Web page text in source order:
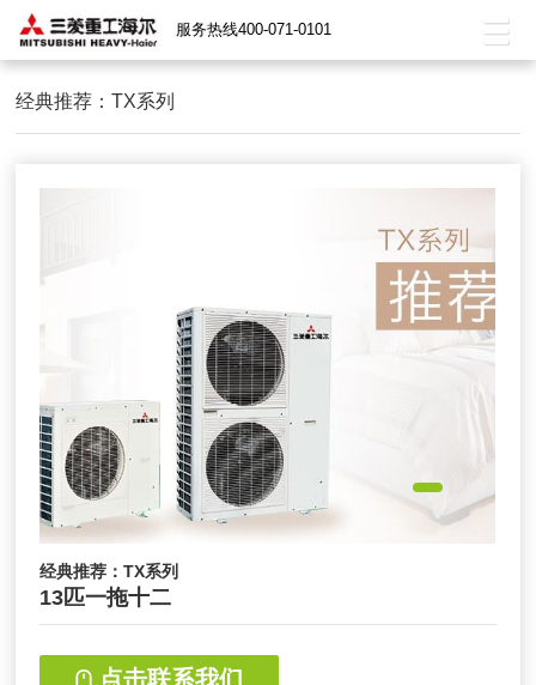
服务热线400-071-0101
经典推荐：TX系列
经典推荐：TX系列
13匹一拖十二
点击联系我们